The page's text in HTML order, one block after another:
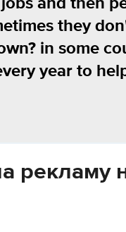
and then
they
in some
year to
рекламу